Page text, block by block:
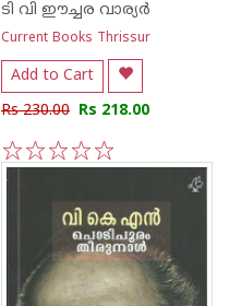
ടി വി ഈച്ചര വാര്യര്‍
Current Books Thrissur
Add to Cart
Rs 230.00 Rs 218.00
5
4
3
2
1